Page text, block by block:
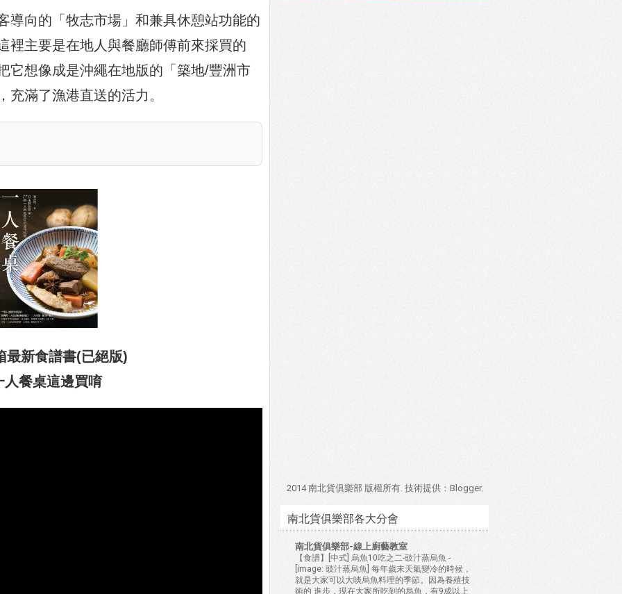
導向的「牧志市場」和兼具休憩站功能的
裡主要是在地人與餐廳師傅前來採買的
它想像成是沖繩在地版的「築地/豐洲市
充滿了漁港直送的活力。
最新食譜書(已絕版)
人餐桌這邊買唷
2014 南北貨俱樂部 版權所有. 技術提供： Blogger.
南北貨俱樂部各大分會
南北貨俱樂部-線上廚藝教室
【食譜】[中式] 烏魚10吃之二-豉汁蒸烏魚 -
[image: 豉汁蒸烏魚] 每年歲末天氣變冷的時候，
就是大家可以大啖烏魚料理的季節。因為養殖技
術的 進步，現在大家所吃到的烏魚，有9成以上